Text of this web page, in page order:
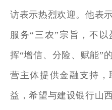
访表示热烈欢迎。他表
服务“三农”宗旨，不
挥“增信、分险、赋能”
营主体提供金融支持
益，希望与建设银行山